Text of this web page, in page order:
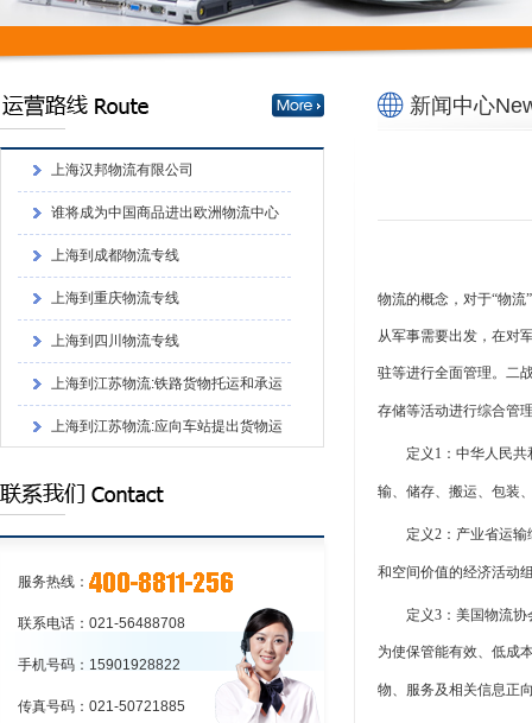
上海到江苏物流:铁路货物托运和承运
的程序上海到江苏物流:铁路货物托运和承
上海到江苏物流:应向车站提出货物运
单和运单上海到江苏物流:铁路货物托运和承运
的程序
谁将成为中国商品进出欧洲物流中心
上海到成都物流专线
上海到重庆物流专线
上海到四川物流专线
上海到江苏物流:铁路货物托运和承运
的程序上海到江苏物流:铁路货物托运和承
运的程序
上海到江苏物流:应向车站提出货物运
单和运单上海到江苏物流:铁路货物托运和承运
服务热线：
联系电话：021-56488708
手机号码：15901928822
传真号码：021-50721885
新闻中心
物流的概念，对于“物流
从军事需要出发，在对
驻等进行全面管理。二
存储等活动进行综合管
定义 1：中华人民
输、储存、搬运、包装
定义2：产业省运
和空间价值的经济活动
定义3：美国物流
为使保管能有效、低成
物、服务及相关信息正